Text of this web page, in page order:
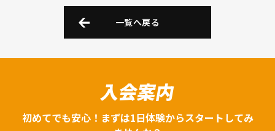
一覧へ戻る
入会案内
初めてでも安心！まずは1日体験からスタートしてみ